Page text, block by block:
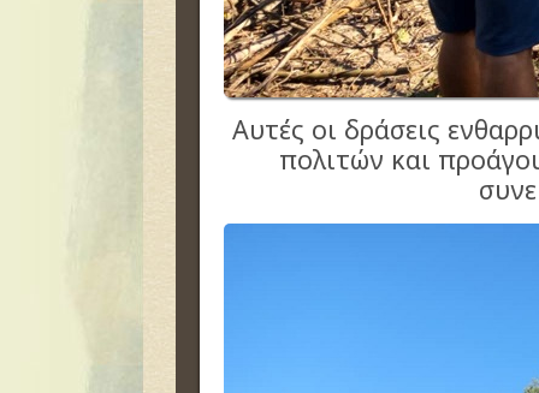
Αυτές οι δράσεις
πολιτών και